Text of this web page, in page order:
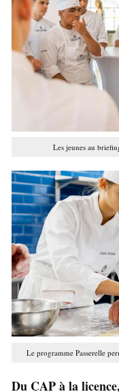
Les jeunes au
Le programme Passerelle
Du CAP à la